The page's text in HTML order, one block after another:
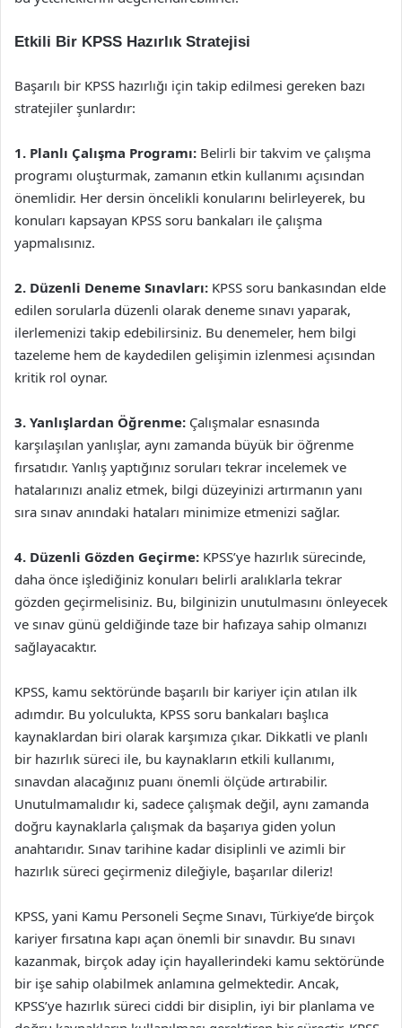
Etkili Bir KPSS Hazırlık Stratejisi
Başarılı bir KPSS hazırlığı için takip edilmesi gereken bazı
stratejiler şunlardır:
1. Planlı Çalışma Programı: Belirli bir takvim ve çalışma
programı oluşturmak, zamanın etkin kullanımı açısından
önemlidir. Her dersin öncelikli konularını belirleyerek, bu
konuları kapsayan KPSS soru bankaları ile çalışma
yapmalısınız.
2. Düzenli Deneme Sınavları: KPSS soru bankasından elde
edilen sorularla düzenli olarak deneme sınavı yaparak,
ilerlemenizi takip edebilirsiniz. Bu denemeler, hem bilgi
tazeleme hem de kaydedilen gelişimin izlenmesi açısından
kritik rol oynar.
3. Yanlışlardan Öğrenme: Çalışmalar esnasında
karşılaşılan yanlışlar, aynı zamanda büyük bir öğrenme
fırsatıdır. Yanlış yaptığınız soruları tekrar incelemek ve
hatalarınızı analiz etmek, bilgi düzeyinizi artırmanın yanı
sıra sınav anındaki hataları minimize etmenizi sağlar.
4. Düzenli Gözden Geçirme: KPSS’ye hazırlık sürecinde,
daha önce işlediğiniz konuları belirli aralıklarla tekrar
gözden geçirmelisiniz. Bu, bilginizin unutulmasını önleyecek
ve sınav günü geldiğinde taze bir hafızaya sahip olmanızı
sağlayacaktır.
KPSS, kamu sektöründe başarılı bir kariyer için atılan ilk
adımdır. Bu yolculukta, KPSS soru bankaları başlıca
kaynaklardan biri olarak karşımıza çıkar. Dikkatli ve planlı
bir hazırlık süreci ile, bu kaynakların etkili kullanımı,
sınavdan alacağınız puanı önemli ölçüde artırabilir.
Unutulmamalıdır ki, sadece çalışmak değil, aynı zamanda
doğru kaynaklarla çalışmak da başarıya giden yolun
anahtarıdır. Sınav tarihine kadar disiplinli ve azimli bir
hazırlık süreci geçirmeniz dileğiyle, başarılar dileriz!
KPSS, yani Kamu Personeli Seçme Sınavı, Türkiye’de birçok
kariyer fırsatına kapı açan önemli bir sınavdır. Bu sınavı
kazanmak, birçok aday için hayallerindeki kamu sektöründe
bir işe sahip olabilmek anlamına gelmektedir. Ancak,
KPSS’ye hazırlık süreci ciddi bir disiplin, iyi bir planlama ve